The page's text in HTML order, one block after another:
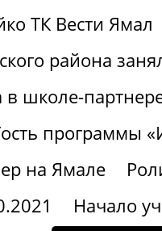
ТК Вести Ямал
района
в школе-
программы
на Ямале
Начало